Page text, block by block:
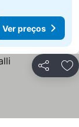
Ver preços
Partilhar